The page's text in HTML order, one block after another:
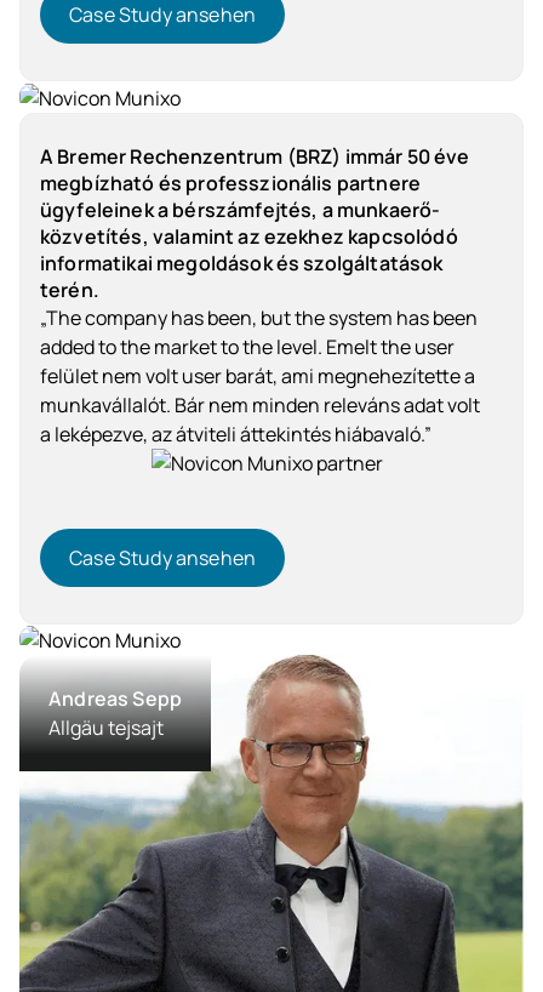
Case Study ansehen
Szolgáltatóipar
A Bremer Rechenzentrum (BRZ) immár 50 éve
megbízható és professzionális partnere
ügyfeleinek a bérszámfejtés, a munkaerő-
közvetítés, valamint az ezekhez kapcsolódó
informatikai megoldások és szolgáltatások
terén.
„The company has been, but the system has been
added to the market to the level. Emelt the user
felület nem volt user barát, ami megnehezítette a
munkavállalót. Bár nem minden releváns adat volt
a leképezve, az átviteli áttekintés hiábavaló.”
Case Study ansehen
Szolgáltatóipar
Andreas Sepp
Allgäu tejsajt